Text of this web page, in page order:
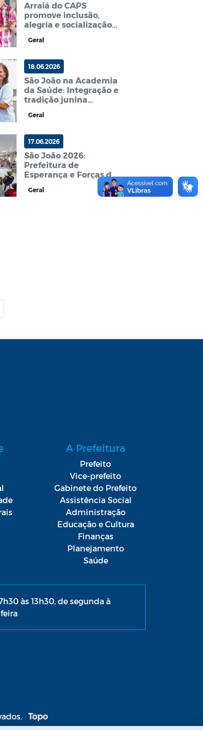
Arraiá do CAPS
promove inclusão,
alegria e socialização
familiares em
Geral
18.06.2026
São João na Academia
da Saúde: Integração e
tradição junina
de usuários em
Geral
17.06.2026
São João 2026:
Prefeitura de
Esperança e Forças de
Segurança alinham
detalhes com
Geral
A Prefeitura
Prefeito
Vice-prefeito
Gabinete do Prefeito
Assistência Social
Administração
Educação e Cultura
Finanças
Planejamento
Saúde
às 13h30, de segunda à